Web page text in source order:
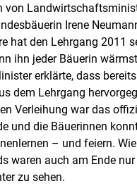
von
Irene
hat den Lehrgang 2011
ihn jeder Bäuerin
erklärte, dass
dem Lehrgang
Verleihung war das
und die Bäuerinnen
– und feiern.
waren auch am Ende
zu sehen.